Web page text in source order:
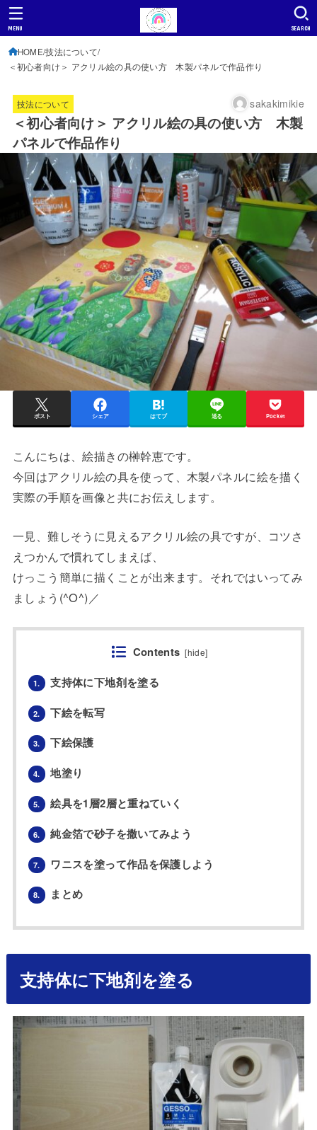
SEARCH
MENU
HOME 技法について
＜初心者向け＞ アクリル絵の具の使い方 木製パネルで作品作り
技法について sakakimikie
＜初心者向け＞ アクリル絵の具の使い方 木製
パネルで作品作り
ポスト シェア はてブ 送る Pocket
こんにちは、絵描きの榊幹恵です。
今回はアクリル絵の具を使って、木製パネルに絵を描く
実際の手順を画像と共にお伝えします。
一見、難しそうに見えるアクリル絵の具ですが、コツさ
えつかんで慣れてしまえば、
けっこう簡単に描くことが出来ます。それではいってみ
ましょう(^O^)／
Contents [hide]
1. 支持体に下地剤を塗る
2. 下絵を転写
3. 下絵保護
4. 地塗り
5. 絵具を1層2層と重ねていく
6. 純金箔で砂子を撒いてみよう
7. ワニスを塗って作品を保護しよう
8. まとめ
支持体に下地剤を塗る